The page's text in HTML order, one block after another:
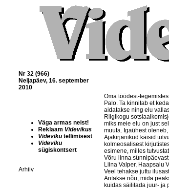
Nr 32 (966)
Neljapäev, 16. september
2010
Väga armas neist!
Reklaam Videvikus
Videviku tellimisest
Videviku
sügiskontsert
Arhiiv
Oma töödest-
Palo. Ta kinnitab et
aidatakse ning elu
Riigikogu
miks meie elu on just
muuta. Igaühest
Ajakirjanikud käisid
kolmeosalisest
esimene, milles
Võru linna
Liina Valper, Haapsalu
Veel tehakse juttu
Antakse nõu, mida
kuidas säilitada juur- ja